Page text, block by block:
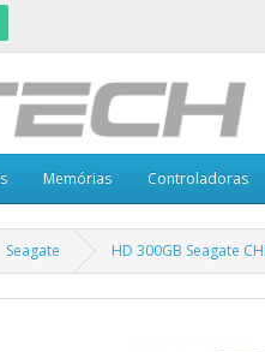
Memórias Controladoras
Seagate HD 300GB Seagate